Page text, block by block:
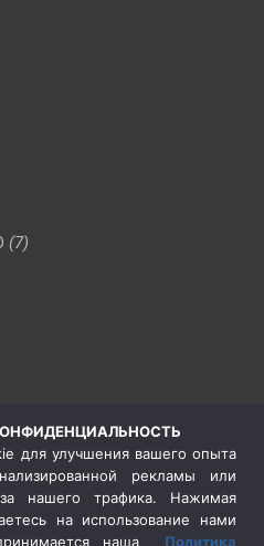
(7)
для улучшения вашего опыта
рекламы или
нашего трафика. Нажимая
на использование нами
наша Политика